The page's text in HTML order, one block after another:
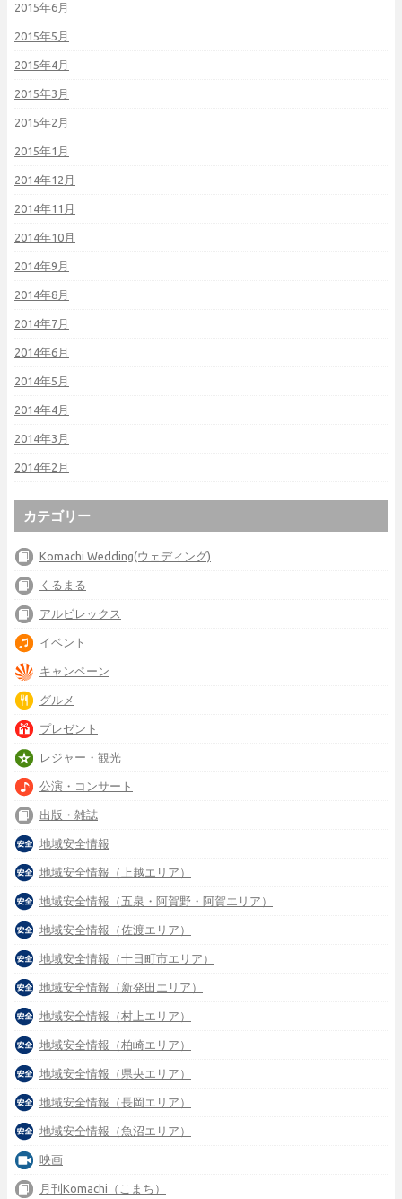
2015年6月
2015年5月
2015年4月
2015年3月
2015年2月
2015年1月
2014年12月
2014年11月
2014年10月
2014年9月
2014年8月
2014年7月
2014年6月
2014年5月
2014年4月
2014年3月
2014年2月
カテゴリー
Komachi Wedding(ウェディング)
くるまる
アルビレックス
イベント
キャンペーン
グルメ
プレゼント
レジャー・観光
公演・コンサート
出版・雑誌
地域安全情報
地域安全情報（上越エリア）
地域安全情報（五泉・阿賀野・阿賀エリア）
地域安全情報（佐渡エリア）
地域安全情報（十日町市エリア）
地域安全情報（新発田エリア）
地域安全情報（村上エリア）
地域安全情報（柏崎エリア）
地域安全情報（県央エリア）
地域安全情報（長岡エリア）
地域安全情報（魚沼エリア）
映画
月刊Komachi（こまち）